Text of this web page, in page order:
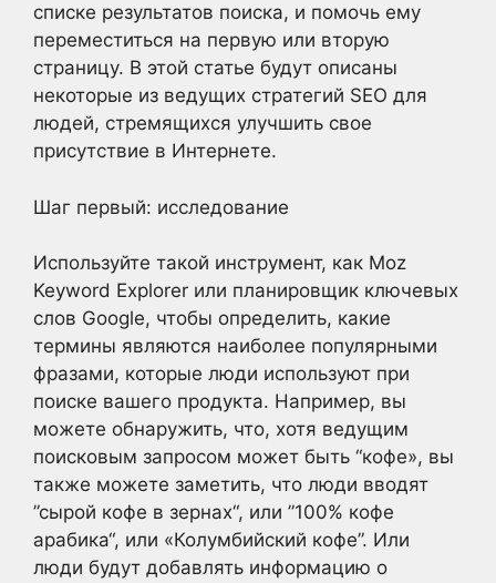
списке результатов поиска, и помочь ему
переместиться на первую или вторую
страницу. В этой статье будут описаны
некоторые из ведущих стратегий SEO для
людей, стремящихся улучшить свое
присутствие в Интернете.
Шаг первый: исследование
Используйте такой инструмент, как Moz
Keyword Explorer или планировщик ключевых
слов Google, чтобы определить, какие
термины являются наиболее популярными
фразами, которые люди используют при
поиске вашего продукта. Например, вы
можете обнаружить, что, хотя ведущим
поисковым запросом может быть “кофе», вы
также можете заметить, что люди вводят
”сырой кофе в зернах“, или ”100% кофе
арабика“, или «Колумбийский кофе”. Или
люди будут добавлять информацию о